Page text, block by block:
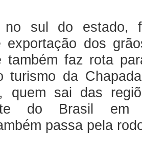
no sul do estado,
exportação dos
também faz rota
turismo da
quem sai das
do Brasil em
passa pela